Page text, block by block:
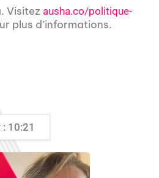
Visitez ausha.co/politique-
plus d’informations.
10:21